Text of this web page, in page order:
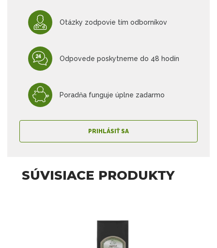
Otázky zodpovie tím odborníkov
Odpovede poskytneme do 48 hodín
Poradňa funguje úplne zadarmo
PRIHLÁSIŤ SA
SÚVISIACE PRODUKTY